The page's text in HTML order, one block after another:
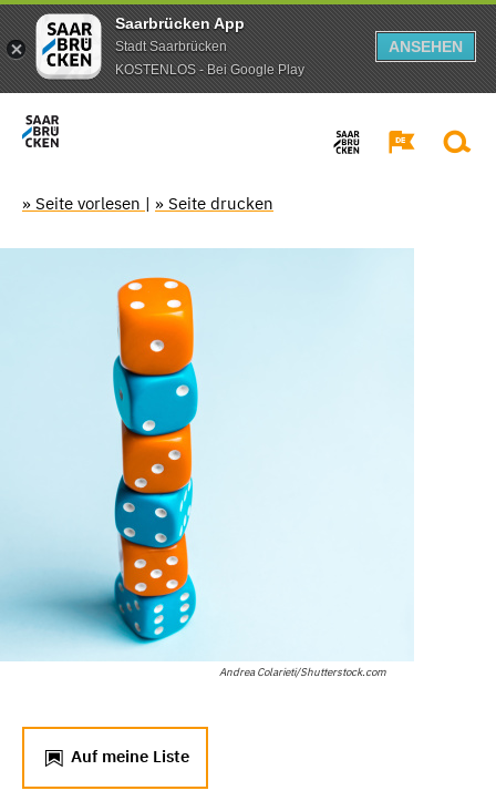
Saarbrücken App
Stadt Saarbrücken
KOSTENLOS - Bei Google Play
ANSEHEN
» Seite vorlesen | » Seite drucken
Andrea Colarieti/Shutterstock.com
Auf meine Liste